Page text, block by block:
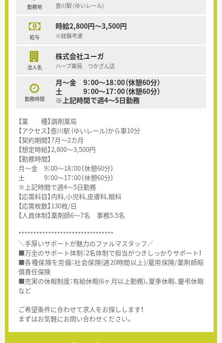
勤務地 壺川駅 (ゆいレール)
給与
時給2,800円～3,500円
※経験考慮
法人名
株式会社ユーガ
ハープ薬局 つかざん店
勤務時間
月～金 9：00～18：00（休憩60分）
土 9：00～17：00（休憩60分）
※上記時間で週4～5日勤務
【業 種】調剤薬局
【アクセス】壺川駅 (ゆいレール)から車10分
【契約期間】7月～2カ月
【想定時給】2,800～3,500円
【勤務時間】
月～金 9：00～18：00（休憩60分）
土 9：00～17：00（休憩60分）
※上記時間で週4～5日勤務
【応需科目】内科,小児科,皮膚科,眼科
【応需枚数】130枚/日
【人員体制】薬剤師6～7名 事務5.5名
********************************
＼手厚いサポートが魅力のファルマスタッフ／
■万全のサポート体制：2名体制で担当がつきしっかりサポート！
■各種保険を完備：社会保険(週20時間以上)/雇用保険/薬剤師賠
償責任保険
■充実の休暇制度：有給休暇(6ヶ月以上勤務)、夏季休暇、慶弔休暇
など
ご希望条件に合わせて求人をお探しします！
まずはお気軽にお問い合わせください。